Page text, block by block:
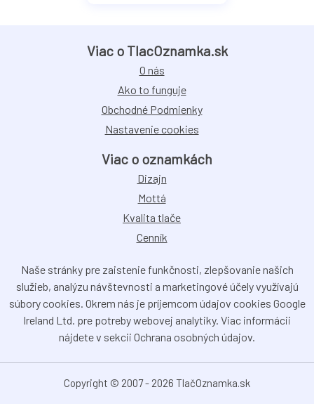
Viac o TlacOznamka.sk
O nás
Ako to funguje
Obchodné Podmienky
Nastavenie cookies
Viac o oznamkách
Dizajn
Mottá
Kvalita tlače
Cenník
Naše stránky pre zaistenie funkčnosti, zlepšovanie našich
služieb, analýzu návštevnosti a marketingové účely využívajú
súbory cookies. Okrem nás je príjemcom údajov cookies Google
Ireland Ltd. pre potreby webovej analytiky. Viac informácii
nájdete v sekcii Ochrana osobných údajov.
Copyright © 2007 - 2026 TlačOznamka.sk